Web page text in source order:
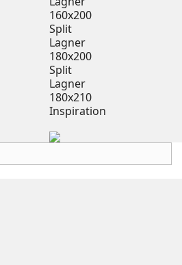
160x200
Split
Lagner
180x200
Split
Lagner
180x210
Inspiration